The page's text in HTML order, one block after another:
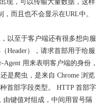
现，可以传输大量数据，这样
而且也不会显示在URL中。
以至于客户端还有很多想向服
Header），请求首部用于给服
用来表明客户端的身份，
是爬虫，是来自 Chrome 浏览
首部字段类型。 HTTP 首部字
由键值对组成，中间用冒号隔